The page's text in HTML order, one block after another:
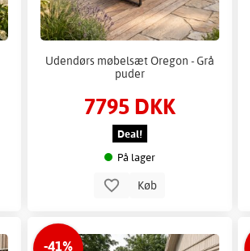
Udendørs møbelsæt Oregon - Grå
puder
7795 DKK
Deal!
På lager
Køb
-41%